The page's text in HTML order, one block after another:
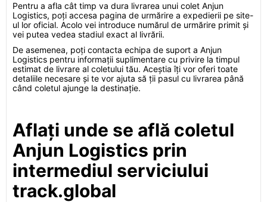
Pentru a afla cât timp va dura livrarea unui colet Anjun
Logistics, poți accesa pagina de urmărire a expedierii pe site-
ul lor oficial. Acolo vei introduce numărul de urmărire primit și
vei putea vedea stadiul exact al livrării.
De asemenea, poți contacta echipa de suport a Anjun
Logistics pentru informații suplimentare cu privire la timpul
estimat de livrare al coletului tău. Aceștia îți vor oferi toate
detaliile necesare și te vor ajuta să ții pasul cu livrarea până
când coletul ajunge la destinație.
Aflați unde se află coletul
Anjun Logistics prin
intermediul serviciului
track.global